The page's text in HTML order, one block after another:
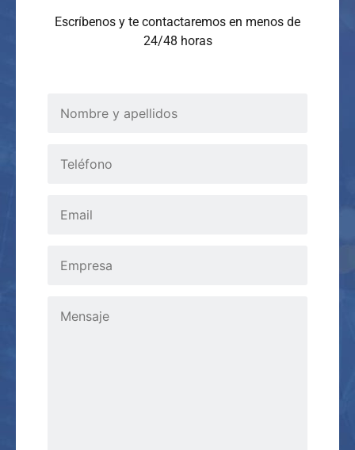
Escríbenos y te contactaremos en menos de
24/48 horas